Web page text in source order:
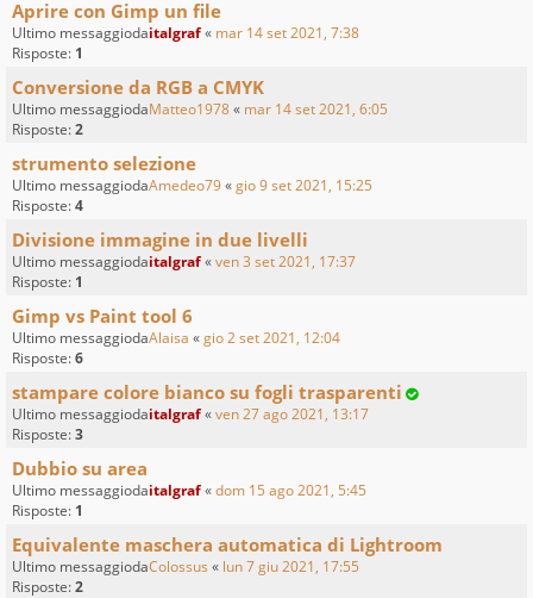
Aprire con Gimp un file
Ultimo messaggiodaitalgraf« mar 14 set 2021, 7:38
Risposte: 1
Conversione da RGB a CMYK
Ultimo messaggiodaMatteo1978« mar 14 set 2021, 6:05
Risposte:2
strumento selezione
Ultimo messaggiodaAmedeo79«gio 9 set 2021, 15:25
Risposte:4
Divisione immagine in due livelli
Ultimo messaggiodaitalgraf«ven 3 set 2021, 17:37
Risposte: 1
Gimp vs Paint tool 6
Ultimo messaggiodaAlaisa «gio 2 set 2021, 12:04
Risposte:6
stampare colore bianco su fogli trasparenti
Ultimo messaggiodaitalgraf«ven 27 ago 2021, 13:17
Risposte:3
Dubbio su area
Ultimo messaggiodaitalgraf«dom 15 ago 2021, 5:45
Risposte: 1
Equivalente maschera automatica di Lightroom
Ultimo messaggiodaColossus « lun 7 giu 2021, 17:55
Risposte:2